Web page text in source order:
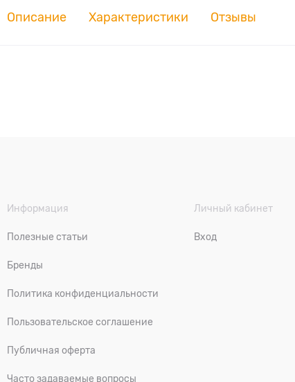
Описание Характеристики Отзывы
Информация
Полезные статьи
Бренды
Политика конфиденциальности
Пользовательское соглашение
Публичная оферта
Часто задаваемые вопросы
Личный кабинет
Вход